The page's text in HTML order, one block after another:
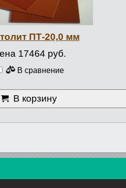
ПТ-20,0 мм
17464 руб.
В сравнение
В корзину